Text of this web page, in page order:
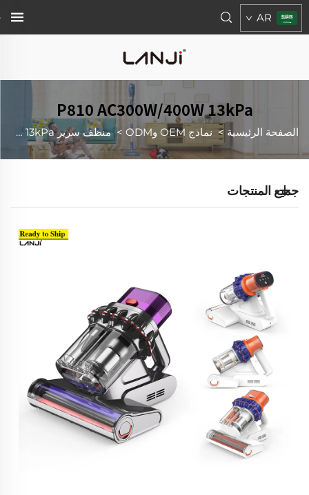
AR
P810 AC300W/400W 13kPa
الصفحة الرئيسية > نماذج OEM وODM >منظف سرير UVP810 AC300W/400W 13kPa
جميع المنتجات